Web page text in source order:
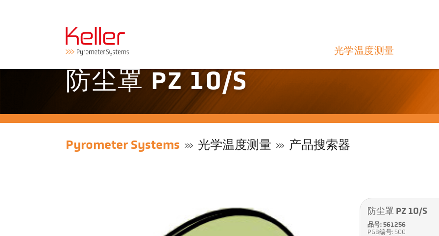
光学温度测量
防尘罩 PZ 10/S
Pyrometer Systems 光学温度测量 产品搜索器
防尘罩 PZ 10/S
品号: 561256
PGB编号: 500